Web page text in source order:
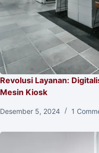
Revolusi Layanan:
Mesin Kiosk
Desember 5, 2024 1